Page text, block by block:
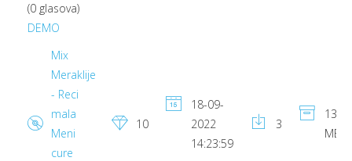
(0 glasova)
DEMO
Mix
Meraklije
- Reci
mala
Meni
cure
10
18-09-
2022
14:23:59
3
13.49
MB